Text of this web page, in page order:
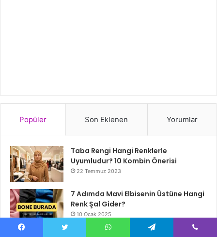
Popüler Son Eklenen Yorumlar
Taba Rengi Hangi Renklerle
Uyumludur? 10 Kombin Önerisi
22 Temmuz 2023
7 Adımda Mavi Elbisenin Üstüne Hangi
Renk Şal Gider?
10 Ocak 2025